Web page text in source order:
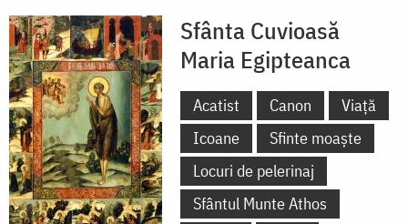
Sfânta Cuvioasă
Maria Egipteanca
Acatist Canon
Viață
Icoane
Sfinte moaște
Locuri de pelerinaj
Sfântul Munte Athos